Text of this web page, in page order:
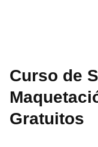
Curso de
Gratuitos